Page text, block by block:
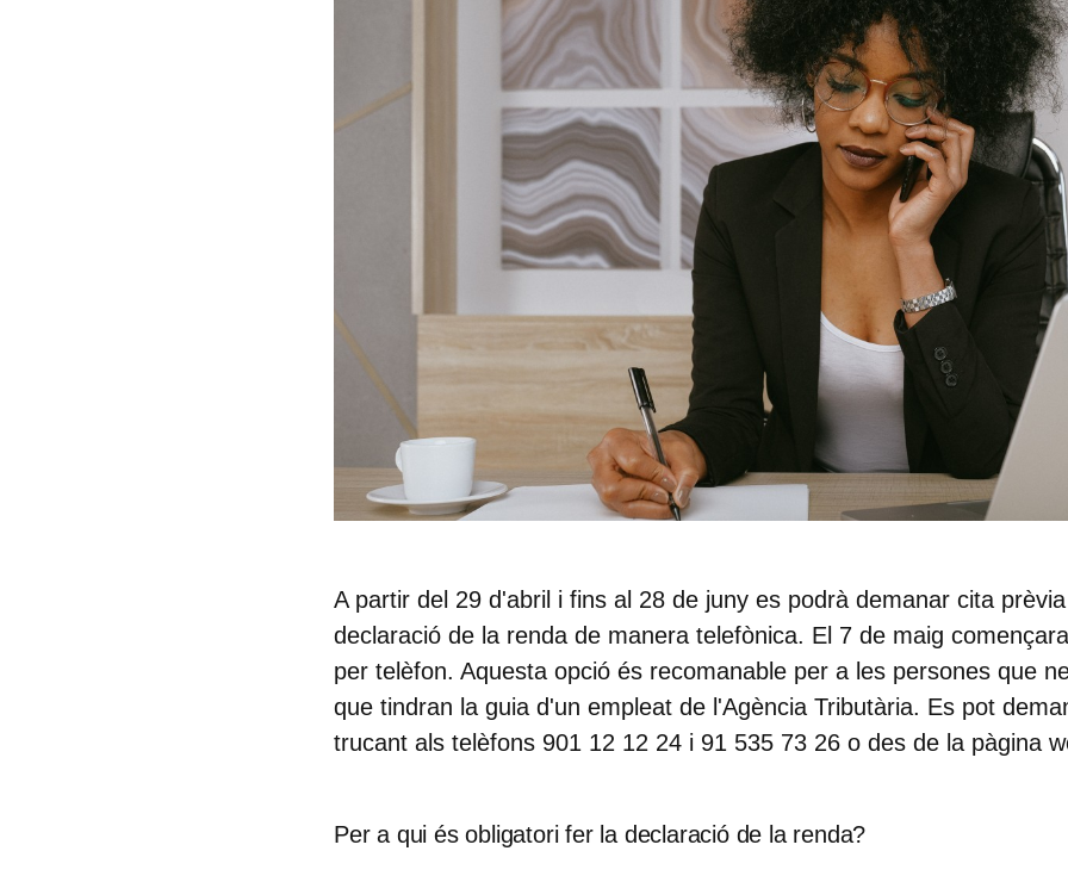
A partir del 29 d'abril i fins al 28 de juny es podrà demanar cita
declaració de la renda de manera telefònica. El 7 de maig
per telèfon. Aquesta opció és recomanable per a les persones que
que tindran la guia d'un empleat de l'Agència Tributària. Es pot
trucant als telèfons 901 12 12 24 i 91 535 73 26 o des de la pàgina
Per a qui és obligatori fer la declaració de la renda?